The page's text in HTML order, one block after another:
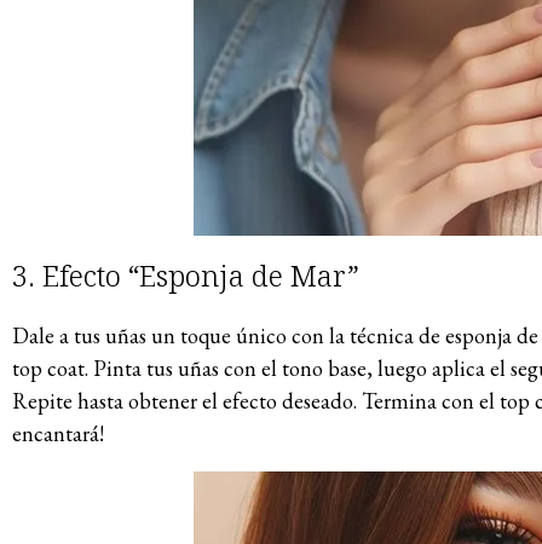
3. Efecto “Esponja de Mar”
Dale a tus uñas un toque único con la técnica de esponja
top coat. Pinta tus uñas con el tono base, luego aplica el
Repite hasta obtener el efecto deseado. Termina con el top
encantará!